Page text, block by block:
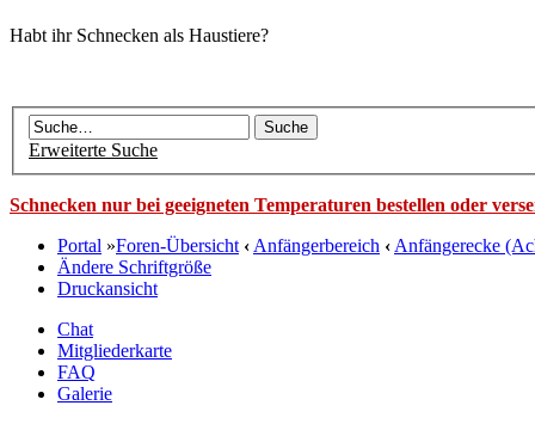
Habt ihr Schnecken als Haustiere?
Erweiterte Suche
Schnecken nur bei geeigneten Temperaturen bestellen oder
Portal »Foren-Übersicht ‹Anfängerbereich ‹Anfängerecke
Ändere Schriftgröße
Druckansicht
Chat
Mitgliederkarte
FAQ
Galerie